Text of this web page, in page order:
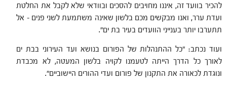
להכיר בוועד זה, איננו מחויבים להסכים ובוודאי שלא לקבל את החלטת
ועדת ערר, ואנו מבקשים מכם בלשון שאינה משתמעת לשני פנים – אל
תתערבו יותר בענייני הוועדים בעיר בת ים".
ועוד נכתב: "כל ההתנהלות של הפורום בנושא ועד העירוני בבת ים
לאורך כל הדרך הייתה לטעמנו לקויה בלשון המעטה, לא מכבדת
ונוגדת לכאורה את התקנון של פורום ועדי ההורים היישוביים".